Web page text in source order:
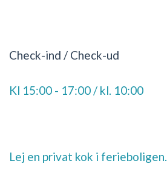
Check-ind / Check-ud
Kl 15:00 - 17:00 / kl. 10:00
Lej en privat kok i ferieboligen.